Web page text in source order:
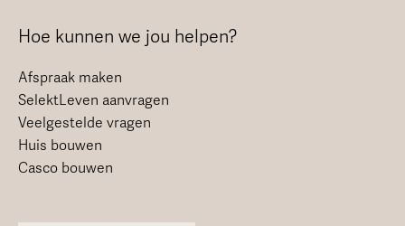
Hoe kunnen we jou helpen?
Afspraak maken
SelektLeven aanvragen
Veelgestelde vragen
Huis bouwen
Casco bouwen